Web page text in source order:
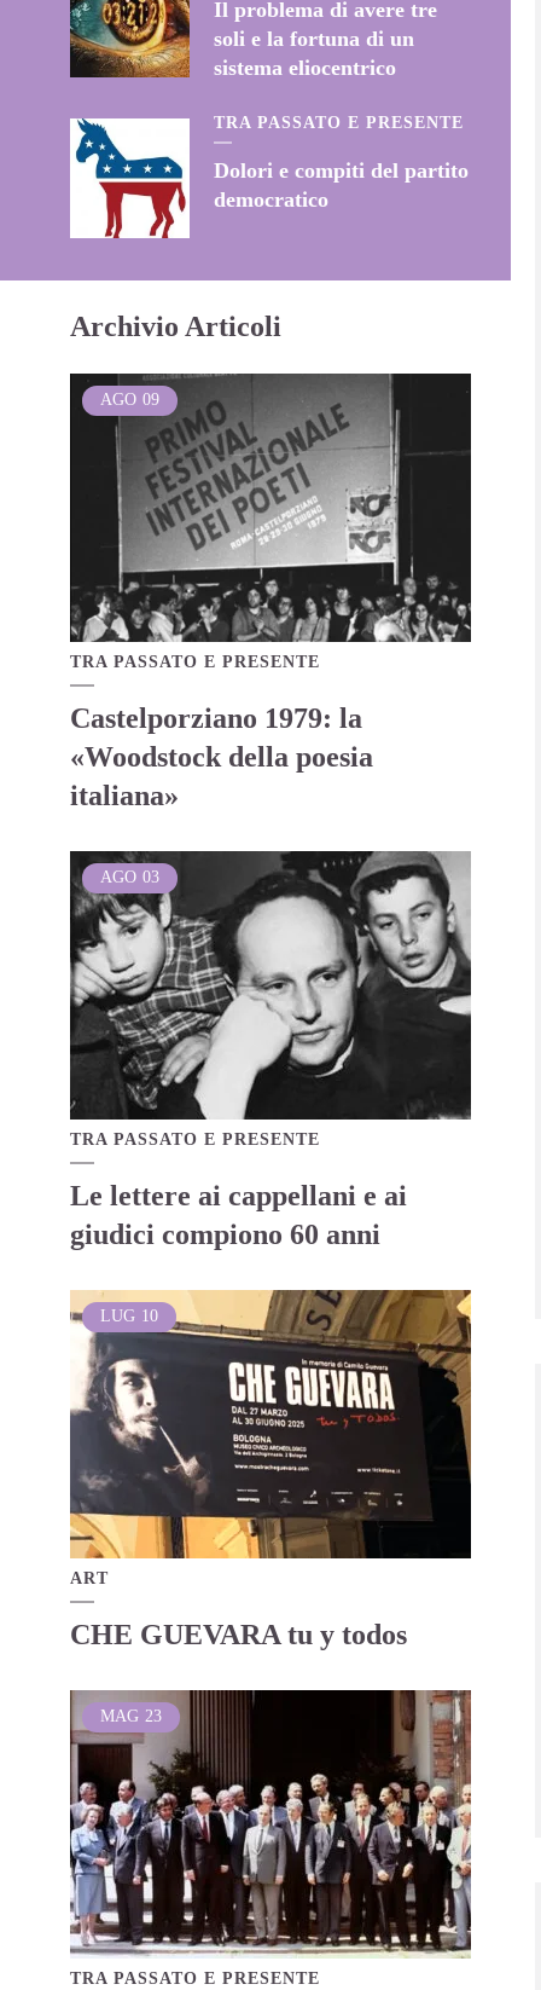
Il problema di avere tre
soli e la fortuna di un
sistema eliocentrico
TRA PASSATO E PRESENTE
Dolori e compiti del partito
democratico
Archivio Articoli
AGO 09
TRA PASSATO E PRESENTE
Castelporziano 1979: la
«Woodstock della poesia
italiana»
AGO 03
TRA PASSATO E PRESENTE
Le lettere ai cappellani e ai
giudici compiono 60 anni
LUG 10
ART
CHE GUEVARA tu y todos
MAG 23
TRA PASSATO E PRESENTE